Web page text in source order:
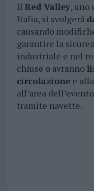
Il Red Valley, uno
Italia, si svolgerà
causando
garantire la
industriale e nel
chiuse o avranno
circolazionee alla
all’area
tramite navette.